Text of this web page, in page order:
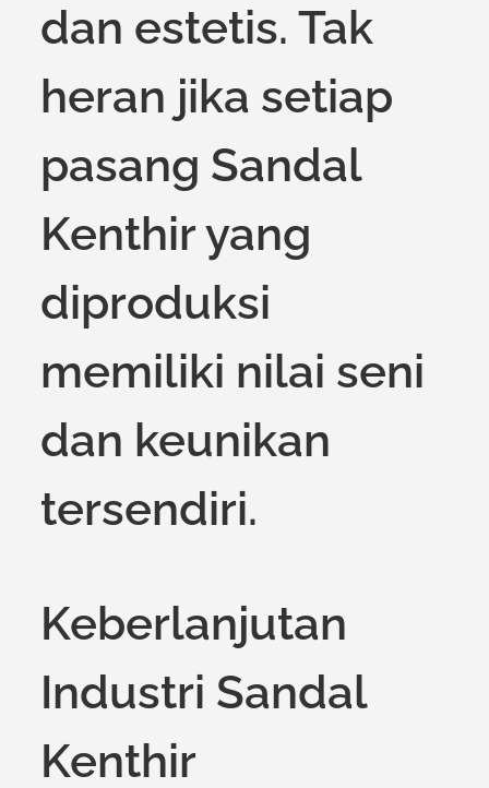
dan estetis. Tak
heran jika setiap
pasang Sandal
Kenthir yang
diproduksi
memiliki nilai seni
dan keunikan
tersendiri.
Keberlanjutan
Industri Sandal
Kenthir